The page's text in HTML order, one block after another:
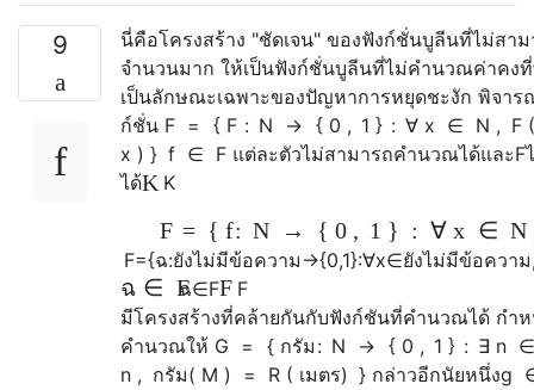
9
นี่คือโครงสร้าง "ชัดเจน" ของฟังก์ชั่นบูลีนที่ไม่สา
จำนวนมาก ให้เป็นฟังก์ชั่นบูลีนที่ไม่คำนวณค่าคง
เป็นลักษณะเฉพาะของปัญหาการหยุดชะงัก พิจา
ก์ชั่น F = { F : N → { 0 , 1} : ∀ x ∈ N , F
x ) } f ∈ F แต่ละตัวไม่สามารถคำนวณได้และF
ได้K K
F = {f: N → {0 , 1 } : ∀x ∈ N
F={ฉ:ยังไม่มีข้อความ →{0,1}:∀x∈ยังไม่มีข้อความ
ฉ ∈ F
ฉ∈FF F
มีโครงสร้างที่คล้ายกันกับฟังก์ชันที่คำนวณได้ กำ
คำนวณให้ G = { กรัม : N → { 0 , 1} : ∃ n
n , กรัม( M ) = R ( เมตร) }กล่าวอีกนัยหนึ่งg